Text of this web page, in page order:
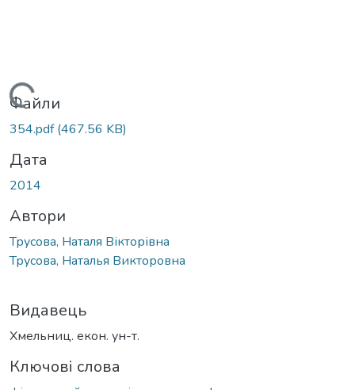
Вантажиться...
Файли
354.pdf(467.56 KB)
Дата
2014
Автори
Трусова, Наталя Вікторівна
Трусова, Наталья Викторовна
Видавець
Хмельниц. екон. ун-т.
Ключові слова